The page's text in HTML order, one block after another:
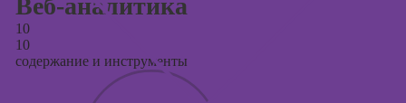
Веб-аналитика
10
10
содержание и инструменты